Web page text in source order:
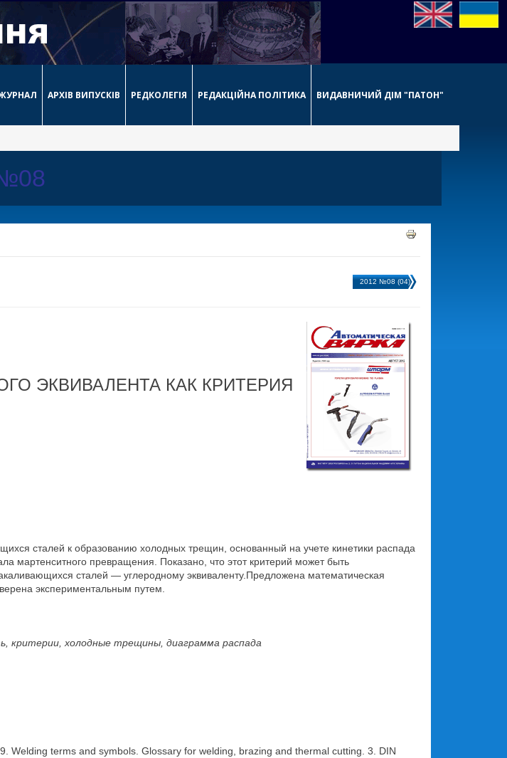
АРХІВ ВИПУСКІВ РЕДКОЛЕГІЯ РЕДАКЦІЙНА ПОЛІТИКА ВИДАВНИЧИЙ ДІМ "ПАТОН"
2012 №08 (04)
ЭКВИВАЛЕНТА КАК КРИТЕРИЯ
сталей к образованию холодных трещин, основанный на учете кинетики распада
мартенситного превращения. Показано, что этот критерий может быть
сталей — углеродному эквиваленту.Предложена математическая
экспериментальным путем.
критерии, холодные трещины, диаграмма распада
Welding terms and symbols. Glossary for welding, brazing and thermal cutting. 3. DIN